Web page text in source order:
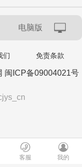
电脑版
们 免责条款
闽ICP备09004021号
客服 我的